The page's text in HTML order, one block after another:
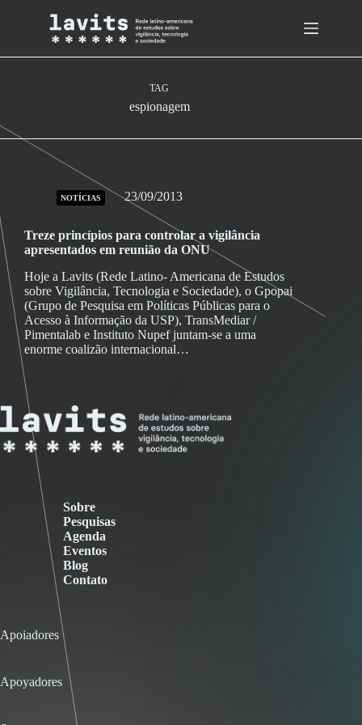
TAG
espionagem
NOTÍCIAS 23/09/2013
Treze princípios para controlar a vigilância
apresentados em reunião da ONU
Hoje a Lavits (Rede Latino- Americana de Estudos
sobre Vigilância, Tecnologia e Sociedade), o Gpopai
(Grupo de Pesquisa em Políticas Públicas para o
Acesso à Informação da USP), TransMediar /
Pimentalab e Instituto Nupef juntam-se a uma
enorme coalizão internacional…
Sobre
Pesquisas
Agenda
Eventos
Blog
Contato
Apoiadores
Apoyadores